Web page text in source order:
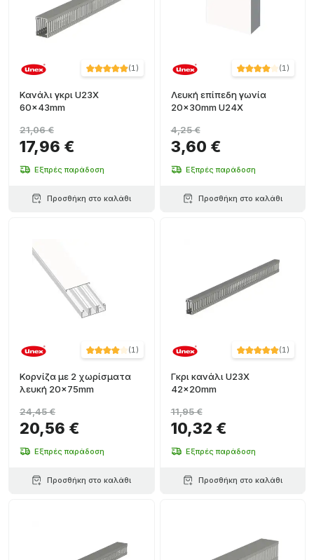
(1)
Κανάλι γκρι U23X
60x43mm
17,96 €
21,06 €
Εξπρές παράδοση
Προσθήκη στο καλάθι
(1)
Λευκή επίπεδη γωνία
20x30mm U24X
3,60 €
4,25 €
Εξπρές παράδοση
Προσθήκη στο καλάθι
(1)
Κορνίζα με 2 χωρίσματα
λευκή 20x75mm
20,56 €
24,45 €
Εξπρές παράδοση
Προσθήκη στο καλάθι
(1)
Γκρι κανάλι U23X
42x20mm
10,32 €
11,95 €
Εξπρές παράδοση
Προσθήκη στο καλάθι